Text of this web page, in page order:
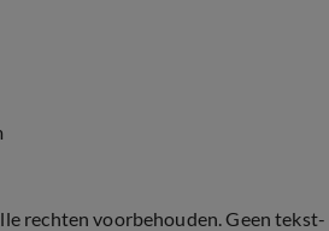
rechten voorbehouden. Geen tekst-